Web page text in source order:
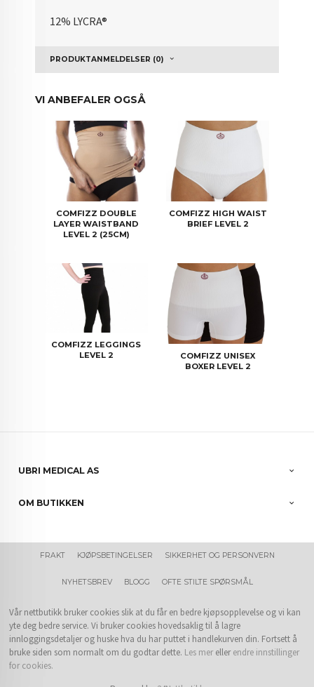
12% LYCRA®
PRODUKTANMELDELSER (0)
VI ANBEFALER OGSÅ
COMFIZZ DOUBLE
LAYER WAISTBAND
LEVEL 2 (25CM)
COMFIZZ HIGH WAIST
BRIEF LEVEL 2
COMFIZZ LEGGINGS
LEVEL 2
COMFIZZ UNISEX
BOXER LEVEL 2
UBRI MEDICAL AS
OM BUTIKKEN
FRAKT KJØPSBETINGELSER SIKKERHET OG PERSONVERN
NYHETSBREV BLOGG OFTE STILTE SPØRSMÅL
Vår nettbutikk bruker cookies slik at du får en bedre kjøpsopplevelse og vi kan
yte deg bedre service. Vi bruker cookies hovedsaklig til å lagre
innloggingsdetaljer og huske hva du har puttet i handlekurven din. Fortsett å
bruke siden som normalt om du godtar dette. Les mer ellerendre innstillinger
for cookies.